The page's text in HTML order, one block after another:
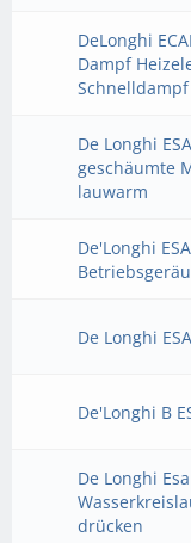
DeLonghi
Dampf
Schnelldampf
De Longhi
geschäumte
lauwarm
De'Longhi
De Longhi
De'Longhi B
De Longhi
drücken